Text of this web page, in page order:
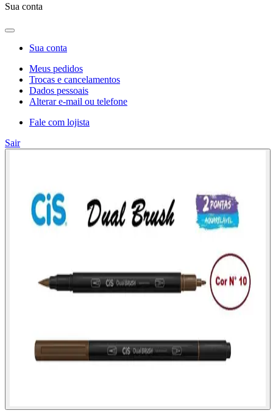
Sua conta
Sua conta
Meus pedidos
Trocas e cancelamentos
Dados pessoais
Alterar e-mail ou telefone
Fale com lojista
Sair